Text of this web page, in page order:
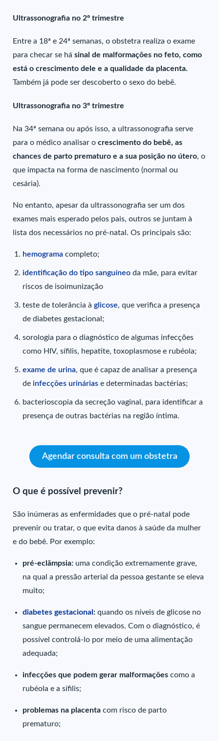
Ultrassonografia no 2º trimestre
Entre a 18ª e 24ª semanas, o obstetra realiza o exame
para checar se hásinal de malformações no feto, como
está o crescimento dele e a qualidade da placenta.
Também já pode ser descoberto o sexo do bebê.
Ultrassonografia no 3º trimestre
Na 34ª semana ou após isso, a ultrassonografia serve
para o médico analisar ocrescimento do bebê, as
chances de parto prematuro e a sua posição no útero, o
que impacta na forma de nascimento (normal ou
cesária).
No entanto, apesar da ultrassonografia ser um dos
exames mais esperado pelos pais, outros se juntam à
lista dos necessários no pré-natal. Os principais são:
hemograma completo;
identificação do tipo sanguíneo da mãe, para evitar
riscos de isoimunização
teste de tolerância àglicose, que verifica a presença
de diabetes gestacional;
sorologia para o diagnóstico de algumas infecções
como HIV, sífilis, hepatite, toxoplasmose e rubéola;
exame de urina, que é capaz de analisar a presença
de infecções urinárias e determinadas bactérias;
bacterioscopia da secreção vaginal, para identificar a
presença de outras bactérias na região íntima.
Agendar consulta com um obstetra
O que é possível prevenir?
São inúmeras as enfermidades que o pré-natal pode
prevenir ou tratar, o que evita danos à saúde da mulher
e do bebê. Por exemplo:
pré-eclâmpsia: uma condição extremamente grave,
na qual a pressão arterial da pessoa gestante se eleva
muito;
diabetes gestacional :quando os níveis de glicose no
sangue permanecem elevados. Com o diagnóstico, é
possível controlá-lo por meio de uma alimentação
adequada;
infecções que podem gerar malformações como a
rubéola e a sífilis;
problemas na placenta com risco de parto
prematuro;